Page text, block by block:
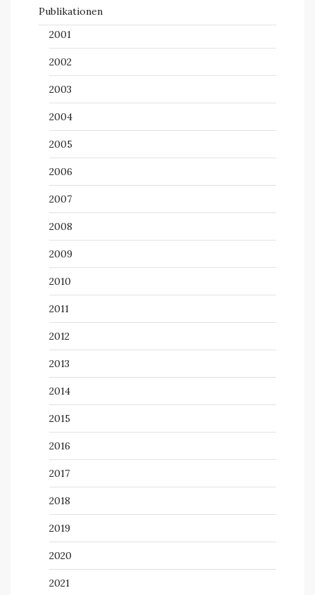
Publikationen
2001
2002
2003
2004
2005
2006
2007
2008
2009
2010
2011
2012
2013
2014
2015
2016
2017
2018
2019
2020
2021